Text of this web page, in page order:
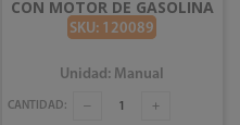
CON MOTOR DE GASOLINA
4000W BRUNELLI BT4000
SKU: 120089
Unidad: Manual
CANTIDAD: